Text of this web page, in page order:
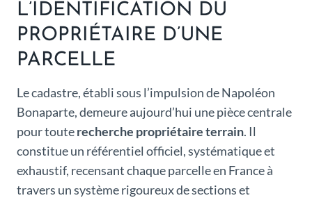
L’IDENTIFICATION DU
PROPRIÉTAIRE D’UNE
PARCELLE
Le cadastre, établi sous l’impulsion de Napoléon
Bonaparte, demeure aujourd’hui une pièce centrale
pour touterecherche propriétaire terrain. Il
constitue un référentiel officiel, systématique et
exhaustif, recensant chaque parcelle en France à
travers un système rigoureux de sections et